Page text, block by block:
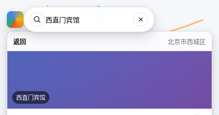
返回 北京市西城区
西直门宾馆